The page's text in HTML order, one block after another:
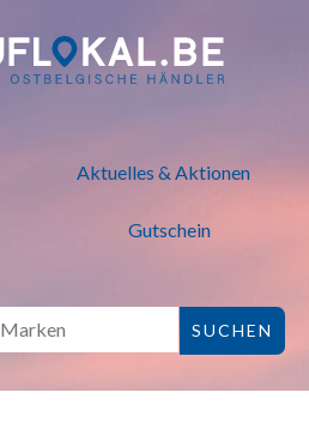
- Bei lokalen
Aktuelles & Aktionen
Gutschein